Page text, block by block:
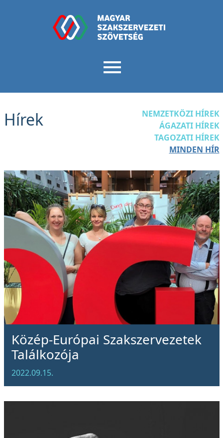
Hírek
NEMZETKÖZI HÍREK
ÁGAZATI HÍREK
TAGOZATI HÍREK
MINDEN HÍR
Közép-Európai Szakszervezetek
Találkozója
2022.09.15.